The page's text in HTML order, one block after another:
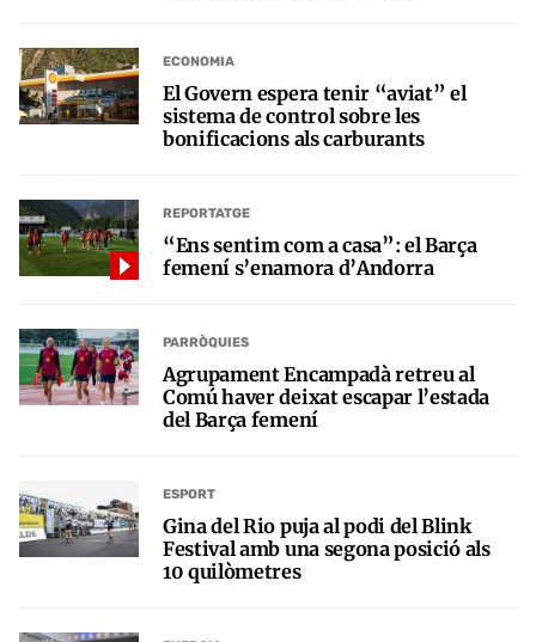
ECONOMIA
El Govern espera tenir “aviat” el
sistema de control sobre les
bonificacions als carburants
REPORTATGE
“Ens sentim com a casa”: el Barça
femení s’enamora d’Andorra
PARRÒQUIES
Agrupament Encampadà retreu al
Comú haver deixat escapar l’estada
del Barça femení
ESPORT
Gina del Rio puja al podi del Blink
Festival amb una segona posició als
10 quilòmetres